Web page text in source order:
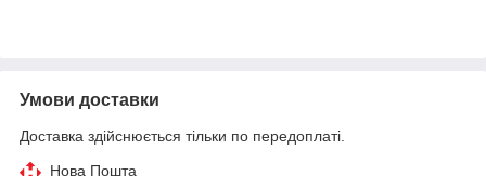
Умови доставки
Доставка здійснюється тільки по передоплаті.
Нова Пошта